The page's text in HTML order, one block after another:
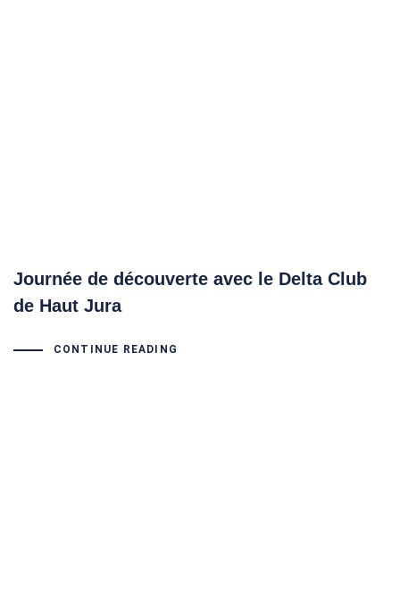
Journée de découverte avec le Delta Club
de Haut Jura
CONTINUE READING